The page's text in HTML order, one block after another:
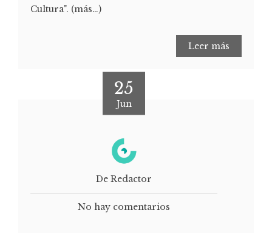
Cultura". (más…)
Leer más
25
Jun
De Redactor
No hay comentarios